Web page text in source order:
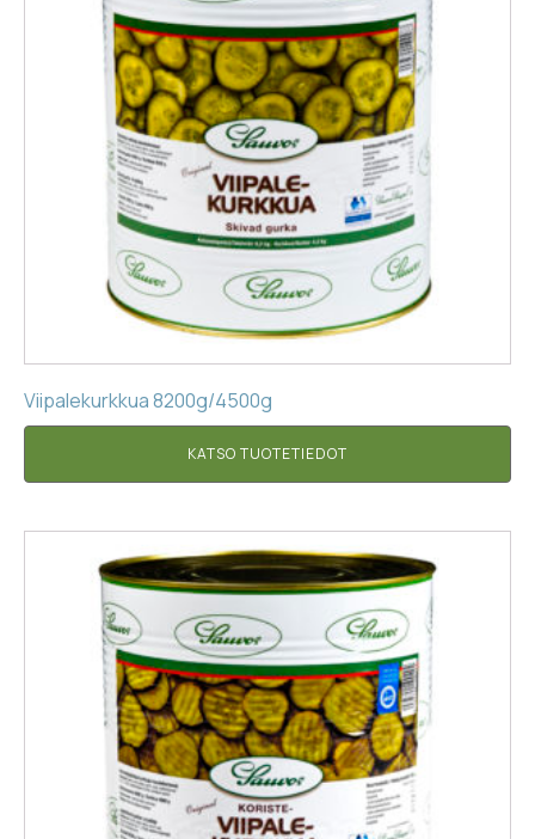
Viipalekurkkua 8200g/4500g
KATSO TUOTETIEDOT